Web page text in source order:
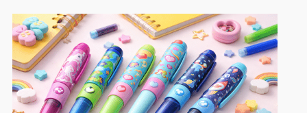
Beauty & Pflege
Familie & Kinder
Freizeit, Sport & Outdoor